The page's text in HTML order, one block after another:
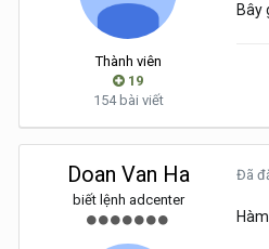
Thành viên
19
154 bài viết
Bây
Doan Van Ha
biết lệnh adcenter
Đã